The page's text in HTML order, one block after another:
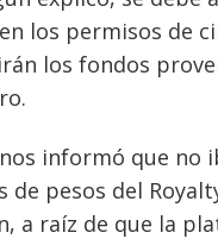
los permisos de
los fondos
informó que no
de pesos del
a raíz de que la